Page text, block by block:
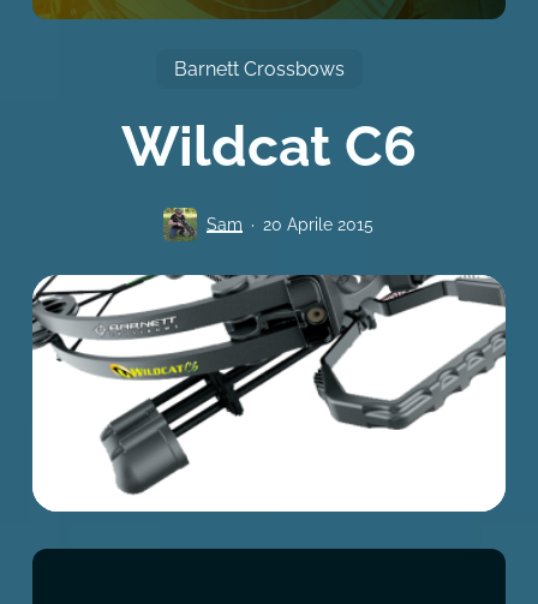
Barnett Crossbows
Wildcat C6
Sam 20 Aprile 2015